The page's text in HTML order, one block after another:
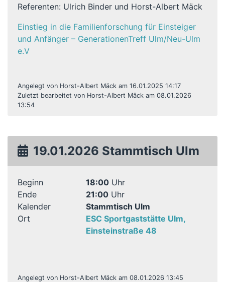
Referenten: Ulrich Binder und Horst-Albert Mäck
Einstieg in die Familienforschung für Einsteiger
und Anfänger – GenerationenTreff Ulm/Neu-Ulm
e.V
Angelegt von Horst-Albert Mäck am 16.01.2025 14:17
Zuletzt bearbeitet von Horst-Albert Mäck am 08.01.2026
13:54
19.01.2026 Stammtisch Ulm
Beginn 18:00Uhr
Ende
21:00Uhr
Kalender
Stammtisch Ulm
Ort
ESC Sportgaststätte Ulm,
Einsteinstraße 48
Angelegt von Horst-Albert Mäck am 08.01.2026 13:45